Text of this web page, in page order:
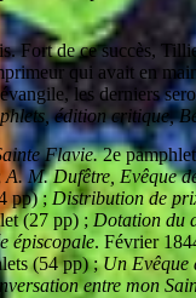
Fort de ce succès,
qui avait en
les derniers
édition critique,
Flavie.2e
A. M. Dufêtre, Evêque
pp) ; Distribution de
(27 pp) ; Dotation du
épiscopale. Février
(54 pp) ;Un
entre mon